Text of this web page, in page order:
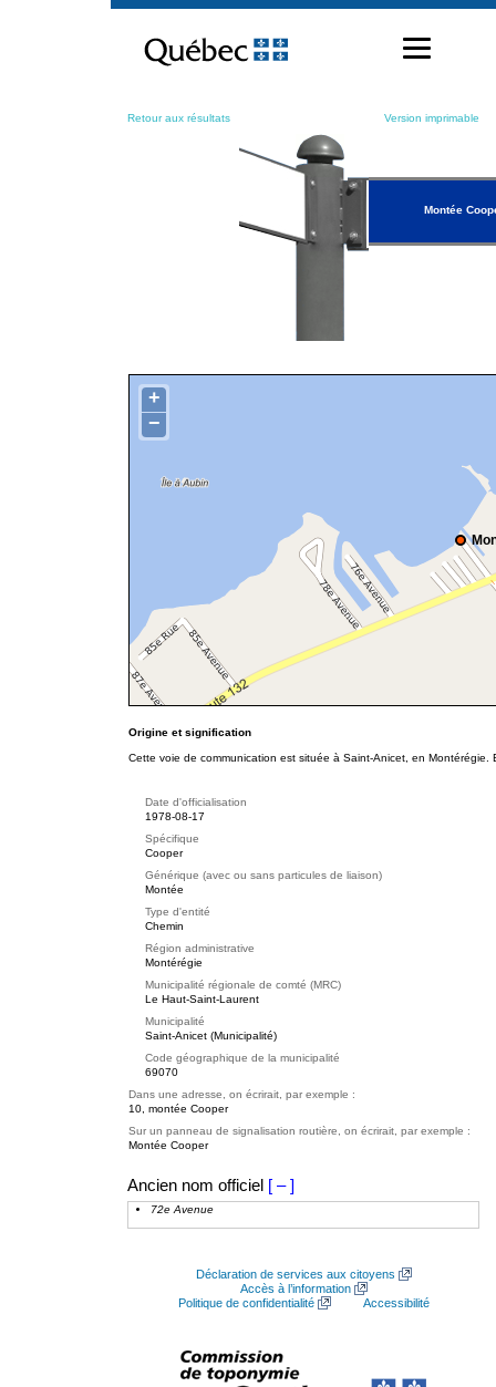
contenu
Retour aux résultats Version imprimable
Montée
+
−
Origine et signification
Cette voie de communication est située à Saint-Anicet, en
Date d'officialisation
1978-08-17
Spécifique
Cooper
Générique (avec ou sans particules de liaison)
Montée
Type d'entité
Chemin
Région administrative
Montérégie
Municipalité régionale de comté (MRC)
Le Haut-Saint-Laurent
Municipalité
Saint-Anicet (Municipalité)
Code géographique de la municipalité
69070
Dans une adresse, on écrirait, par exemple :
10, montée Cooper
Sur un panneau de signalisation routière, on écrirait, par exemple :
Montée Cooper
Ancien nom officiel [ – ]
72e Avenue
Déclaration de services aux citoyens
Accès à l’information
Politique de confidentialité
Accessibilité